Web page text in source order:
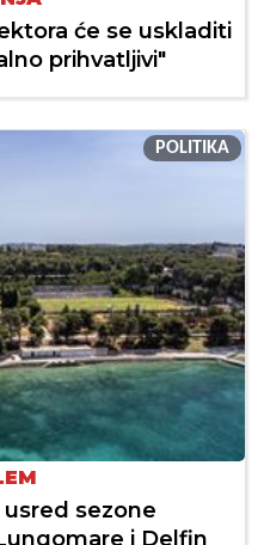
će se uskladiti
prihvatljivi"
POLITIKA
sezone
i Delfin